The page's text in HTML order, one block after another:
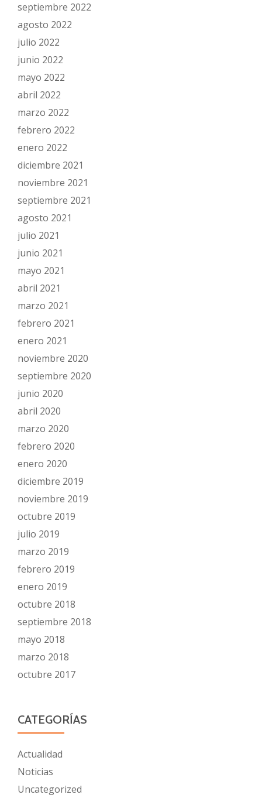
septiembre 2022
agosto 2022
julio 2022
junio 2022
mayo 2022
abril 2022
marzo 2022
febrero 2022
enero 2022
diciembre 2021
noviembre 2021
septiembre 2021
agosto 2021
julio 2021
junio 2021
mayo 2021
abril 2021
marzo 2021
febrero 2021
enero 2021
noviembre 2020
septiembre 2020
junio 2020
abril 2020
marzo 2020
febrero 2020
enero 2020
diciembre 2019
noviembre 2019
octubre 2019
julio 2019
marzo 2019
febrero 2019
enero 2019
octubre 2018
septiembre 2018
mayo 2018
marzo 2018
octubre 2017
CATEGORÍAS
Actualidad
Noticias
Uncategorized